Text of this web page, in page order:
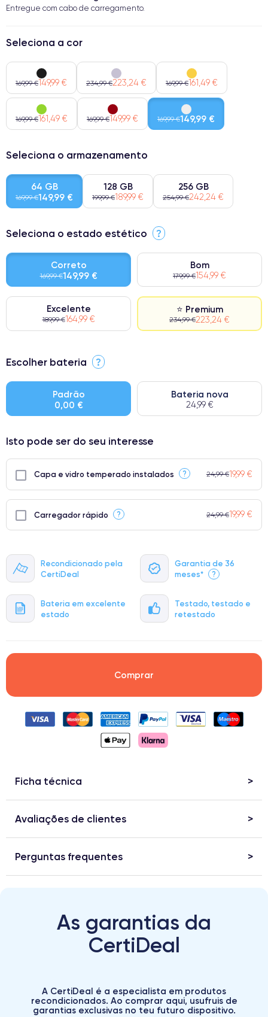
Entregue com cabo de carregamento.
Recondicionado pela
CertiDeal
Garantia de 36
meses*
?
Bateria em excelente
estado
Testado, testado e
retestado
Seleciona a cor
169,99 €149,99 € 234,99 €223,24 € 169,99 €161,49 €
169,99 €161,49 € 169,99 €149,99 € 169,99 €149,99 €
Seleciona o armazenamento
64 GB
169,99 €149,99 €
128 GB
199,99 €189,99 €
256 GB
254,99 €242,24 €
Seleciona o estado estético ?
Correto
169,99 €149,99 €
Bom
179,99 €154,99 €
Excelente
189,99 €164,99 €
⭐ Premium
234,99 €223,24 €
⭐ Premium
● Bateria: Adequada para uso intensivo.
● Apenas 5% dos nossos telefones atingem a classificação
Escolher bateria ?
Padrão
0,00 €
Bateria nova
24,99 €
Isto pode ser do seu interesse
Capa e vidro temperado instalados ? 24,99 €19,99 €
Carregador rápido ? 24,99 €19,99 €
Comprar
Ficha técnica
Avaliações de clientes
Perguntas frequentes
As garantias da
CertiDeal
A CertiDeal é a especialista em produtos
recondicionados. Ao comprar aqui, usufruis de
garantias exclusivas no teu futuro dispositivo.